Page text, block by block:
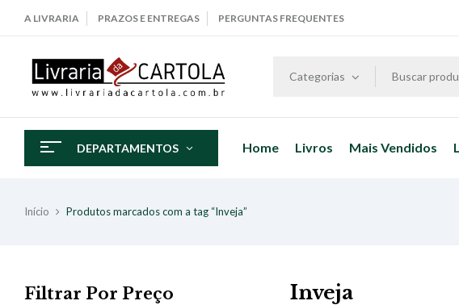
A LIVRARIA PRAZOS E ENTREGAS PERGUNTAS FREQUENTES
Categorias
DEPARTAMENTOS Home Livros Mais Vendidos
Início Produtos marcados com a tag “Inveja”
Filtrar Por Preço Inveja